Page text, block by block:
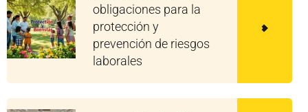
obligaciones para la
protección y
prevención de riesgos
laborales